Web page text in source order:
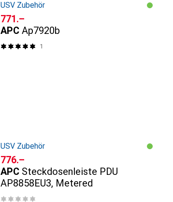
USV Zubehör
CHF
771.–
APC Ap7920b
1
USV Zubehör
CHF
776.–
APC Steckdosenleiste PDU
AP8858EU3, Metered